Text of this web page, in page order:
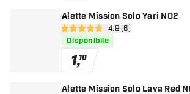
Alette Mission Solo Yari NO2
apri pannello
4.8 stelle di valutazione
4.8 (6)
Disponibile
1,10
Alette Mission Solo Lava Red